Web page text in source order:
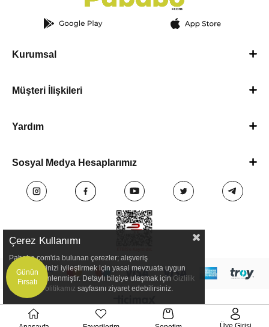
Kurumsal
Müşteri İlişkileri
Yardım
Sosyal Medya Hesaplarımız
Günün
Fırsatı
Çerez Kullanımı
Pababo.com'da bulunan çerezler; alışveriş
deneyimlerinizi iyileştirmek için yasal mevzuata uygun
olarak düzenlenmiştir. Detaylı bilgiye ulaşmak için Gizlilik
ve Çerez Politikamız sayfasını ziyaret edebilirsiniz.